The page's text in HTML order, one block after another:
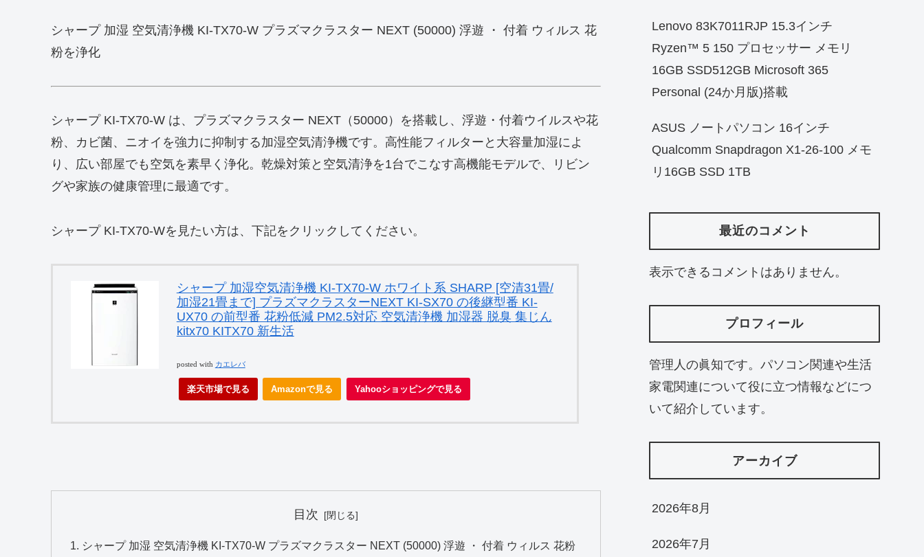
シャープ 加湿 空気清浄機 KI-TX70-W プラズマクラスター NEXT (50000) 浮遊 ・ 付着 ウィルス 花
粉を浄化
シャープ KI‑TX70‑W は、プラズマクラスター NEXT（50000）を搭載し、浮遊・付着ウイルスや花
粉、カビ菌、ニオイを強力に抑制する加湿空気清浄機です。高性能フィルターと大容量加湿によ
り、広い部屋でも空気を素早く浄化。乾燥対策と空気清浄を1台でこなす高機能モデルで、リビン
グや家族の健康管理に最適です。
シャープ KI‑TX70‑Wを見たい方は、下記をクリックしてください。
シャープ 加湿空気清浄機 KI-TX70-W ホワイト系 SHARP [空清31畳/
加湿21畳まで] プラズマクラスターNEXT KI-SX70 の後継型番 KI-
UX70 の前型番 花粉低減 PM2.5対応 空気清浄機 加湿器 脱臭 集じん
kitx70 KITX70 新生活
posted with カエレバ
楽天市場で見る Amazonで見る Yahooショッピングで見る
目次
シャープ 加湿 空気清浄機 KI-TX70-W プラズマクラスター NEXT (50000) 浮遊 ・ 付着 ウィルス 花粉
Lenovo 83K7011RJP 15.3インチ
Ryzen™ 5 150 プロセッサー メモリ
16GB SSD512GB Microsoft 365
Personal (24か月版)搭載
ASUS ノートパソコン 16インチ
Qualcomm Snapdragon X1-26-100 メモ
リ16GB SSD 1TB
最近のコメント
表示できるコメントはありません。
プロフィール
管理人の眞知です。パソコン関連や生活
家電関連について役に立つ情報などにつ
いて紹介しています。
アーカイブ
2026年8月
2026年7月